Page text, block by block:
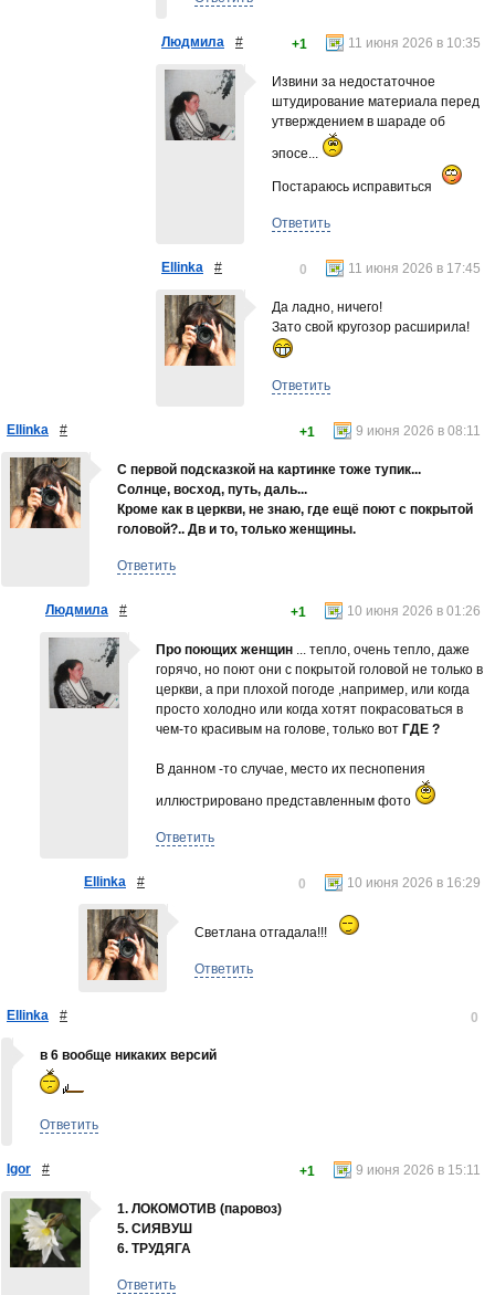
Людмила # 11 июня 2026 в 10:35
+1
Извини за недостаточное
штудирование материала перед
утверждением в шараде об
эпосе...
Постараюсь исправиться
Ответить
Ellinka # 11 июня 2026 в 17:45
0
Да ладно, ничего!
Зато свой кругозор расширила!
Ответить
Ellinka # 9 июня 2026 в 08:11
+1
С первой подсказкой на картинке тоже тупик...
Солнце, восход, путь, даль...
Кроме как в церкви, не знаю, где ещё поют с покрытой
головой?.. Дв и то, только женщины.
Ответить
Людмила # 10 июня 2026 в 01:26
+1
Про поющих женщин ... тепло, очень тепло, даже
горячо, но поют они с покрытой головой не только в
церкви, а при плохой погоде ,например, или когда
просто холодно или когда хотят покрасоваться в
чем-то красивым на голове, только вот ГДЕ ?
В данном -то случае, место их песнопения
иллюстрировано представленным фото
Ответить
Ellinka # 10 июня 2026 в 16:29
0
Светлана отгадала!!!
Ответить
Ellinka # 0
в 6 вообще никаких версий
Ответить
Igor # 9 июня 2026 в 15:11
+1
1. ЛОКОМОТИВ (паровоз)
5. СИЯВУШ
6. ТРУДЯГА
Ответить